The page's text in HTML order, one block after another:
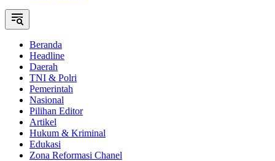
Beranda
Headline
Daerah
TNI & Polri
Pemerintah
Nasional
Pilihan Editor
Artikel
Hukum & Kriminal
Edukasi
Zona Reformasi Chanel